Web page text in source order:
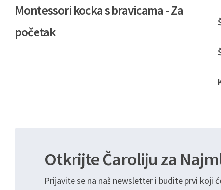
Montessori kocka s bravicama - Za
početak
Otkrijte Čaroliju za
Prijavite se na naš newsletter i budite prvi koji